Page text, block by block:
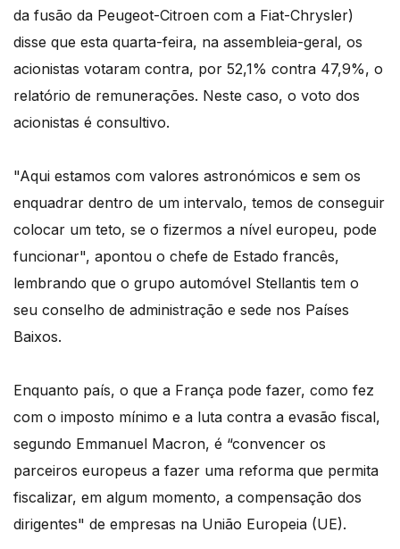
da fusão da Peugeot-Citroen com a Fiat-Chrysler)
disse que esta quarta-feira, na assembleia-geral, os
acionistas votaram contra, por 52,1% contra 47,9%, o
relatório de remunerações. Neste caso, o voto dos
acionistas é consultivo.
"Aqui estamos com valores astronómicos e sem os
enquadrar dentro de um intervalo, temos de conseguir
colocar um teto, se o fizermos a nível europeu, pode
funcionar", apontou o chefe de Estado francês,
lembrando que o grupo automóvel Stellantis tem o
seu conselho de administração e sede nos Países
Baixos.
Enquanto país, o que a França pode fazer, como fez
com o imposto mínimo e a luta contra a evasão fiscal,
segundo Emmanuel Macron, é “convencer os
parceiros europeus a fazer uma reforma que permita
fiscalizar, em algum momento, a compensação dos
dirigentes" de empresas na União Europeia (UE).